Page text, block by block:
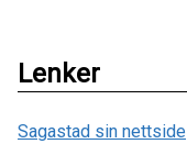
Lenker
Sagastad sin nettside